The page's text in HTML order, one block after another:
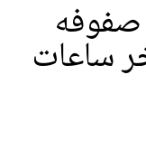
صفوفه
ساعات